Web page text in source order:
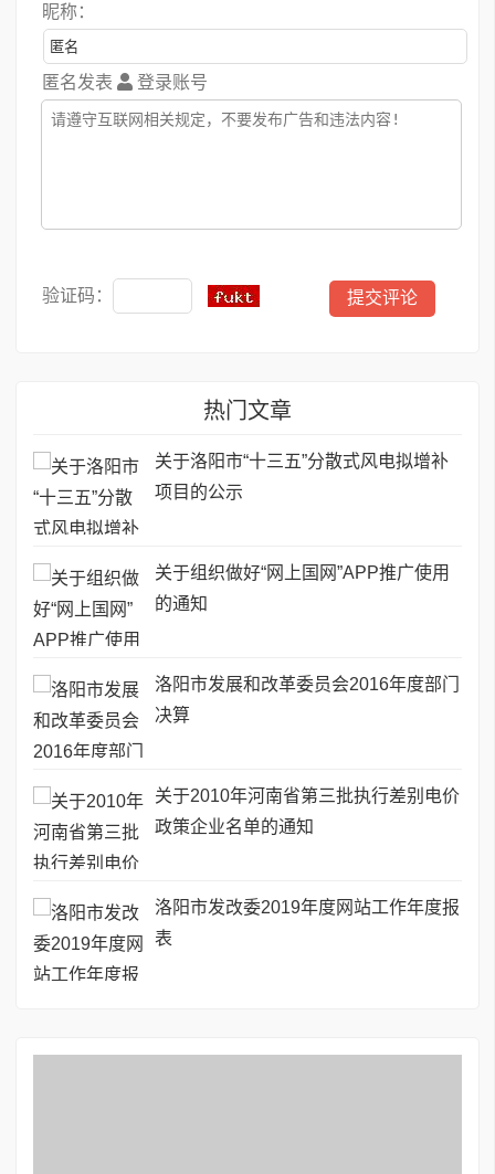
昵称：
匿名发表 登录账号
验证码：
热门文章
关于洛阳市“十三五”分散式风电拟增补
项目的公示
关于组织做好“网上国网”APP推广使用
的通知
洛阳市发展和改革委员会2016年度部门
决算
关于2010年河南省第三批执行差别电价
政策企业名单的通知
洛阳市发改委2019年度网站工作年度报
表